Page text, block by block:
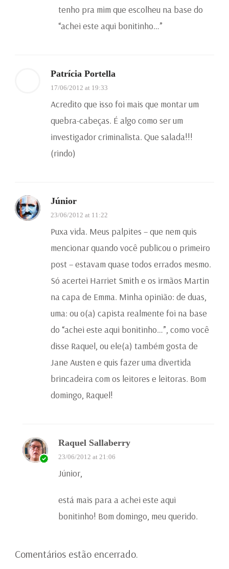
tenho pra mim que escolheu na base do
“achei este aqui bonitinho…”
Patrícia Portella
17/06/2012 at 19:33
Acredito que isso foi mais que montar um
quebra-cabeças. É algo como ser um
investigador criminalista. Que salada!!!
(rindo)
Júnior
23/06/2012 at 11:22
Puxa vida. Meus palpites – que nem quis
mencionar quando você publicou o primeiro
post – estavam quase todos errados mesmo.
Só acertei Harriet Smith e os irmãos Martin
na capa de Emma. Minha opinião: de duas,
uma: ou o(a) capista realmente foi na base
do “achei este aqui bonitinho…”, como você
disse Raquel, ou ele(a) também gosta de
Jane Austen e quis fazer uma divertida
brincadeira com os leitores e leitoras. Bom
domingo, Raquel!
Raquel Sallaberry
23/06/2012 at 21:06
Júnior,
está mais para a achei este aqui
bonitinho! Bom domingo, meu querido.
Comentários estão encerrado.